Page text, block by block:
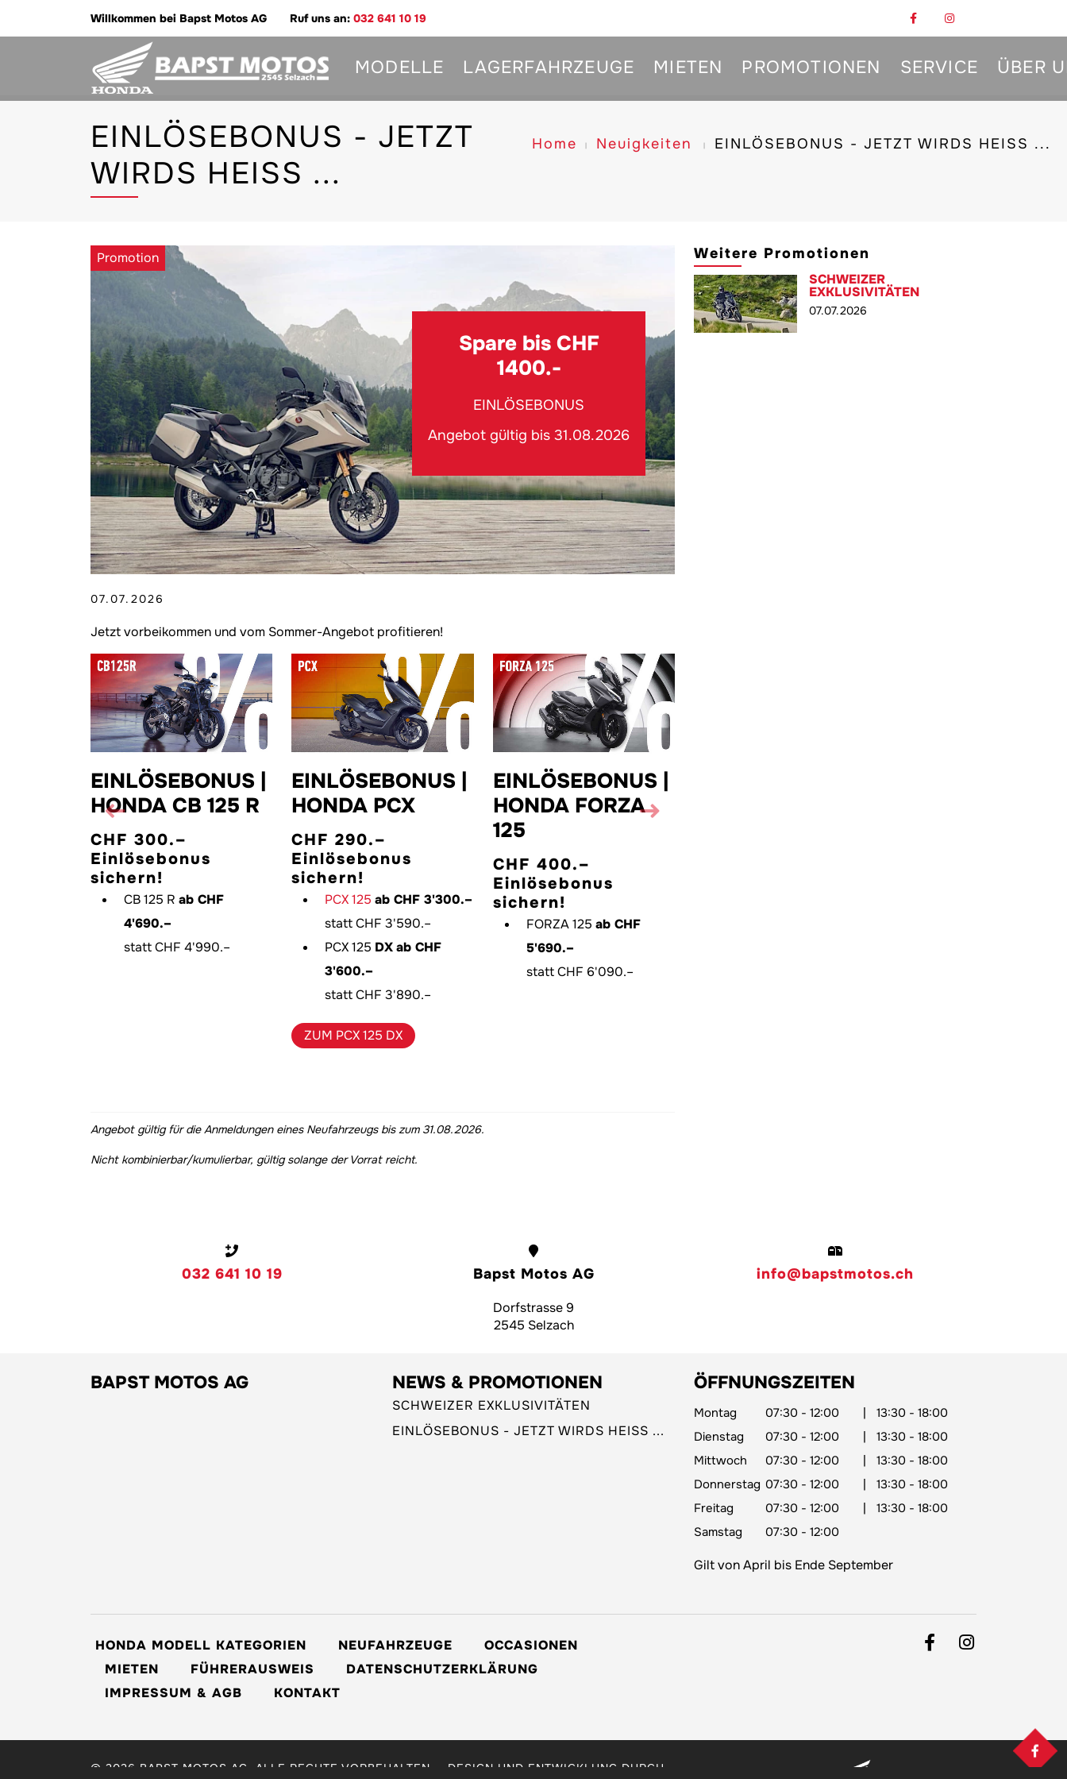
Willkommen bei Bapst Motos AG Ruf uns an: 032 641 10 19
MODELLE LAGERFAHRZEUGE MIETEN PROMOTIONEN SERVICE ÜBER
EINLÖSEBONUS - JETZT
WIRDS HEISS ...
Home Neuigkeiten EINLÖSEBONUS - JETZT WIRDS HEISS ...
Promotion
Spare bis CHF
1400.-
EINLÖSEBONUS
Angebot gültig bis 31.08.2026
07.07.2026
Jetzt vorbeikommen und vom Sommer-Angebot profitieren!
EINLÖSEBONUS |
HONDA CB 125 R
CHF 300.–
Einlösebonus
sichern!
CB 125 R ab CHF
4'690.–
statt CHF 4'990.–
EINLÖSEBONUS |
HONDA PCX
CHF 290.–
Einlösebonus
sichern!
PCX 125 ab CHF 3'300.–
statt CHF 3'590.–
PCX 125 DX ab CHF
3'600.–
statt CHF 3'890.–
ZUM PCX 125 DX
EINLÖSEBONUS |
HONDA FORZA
125
CHF 400.–
Einlösebonus
sichern!
FORZA 125 ab CHF
5'690.–
statt CHF 6'090.–
Next
Previous
Angebot gültig für die Anmeldungen eines Neufahrzeugs bis zum 31.08.2026.
Nicht kombinierbar/kumulierbar, gültig solange der Vorrat reicht.
Weitere Promotionen
SCHWEIZER
EXKLUSIVITÄTEN
07.07.2026
032 641 10 19 Bapst Motos AG
Dorfstrasse 9
2545 Selzach
info@bapstmotos.ch
BAPST MOTOS AG NEWS & PROMOTIONEN
SCHWEIZER EXKLUSIVITÄTEN
EINLÖSEBONUS - JETZT WIRDS HEISS ...
ÖFFNUNGSZEITEN
Montag 07:30 - 12:00
13:30 - 18:00
Dienstag
07:30 - 12:00
13:30 - 18:00
Mittwoch
07:30 - 12:00
13:30 - 18:00
Donnerstag 07:30 - 12:00
13:30 - 18:00
Freitag
07:30 - 12:00
13:30 - 18:00
Samstag
07:30 - 12:00
Gilt von April bis Ende September
HONDA MODELL KATEGORIEN NEUFAHRZEUGE
OCCASIONEN
MIETEN
FÜHRERAUSWEIS
DATENSCHUTZERKLÄRUNG
IMPRESSUM & AGB
KONTAKT
© 2026 BAPST MOTOS AG. ALLE RECHTE VORBEHALTEN. - DESIGN UND ENTWICKLUNG DURCH